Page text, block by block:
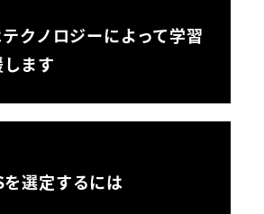
クノロジーによって学習
ます
選定するには